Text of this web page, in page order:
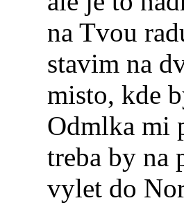
na Tvou
stavim na
misto, kde
Odmlka mi
treba by na
vylet do